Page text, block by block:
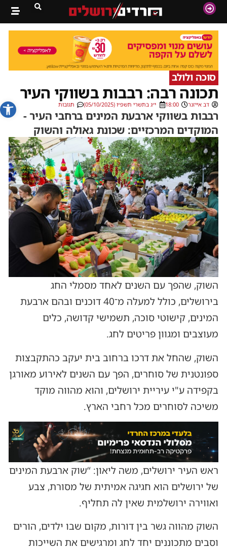
פתח
סוכה ולולב
תכונה רבה: רבבות בשווקי העיר
דב אייזנר 18:00 י״ג בתשרי תשפ״ו (05/10/2025) תגובות
רבבות בשווקי ארבעת המינים ברחבי העיר -
המוקדים המרכזיים: שכונת גאולה והשוק
השוק, שהפך עם השנים לאחד מסמלי החג
בירושלים, כולל למעלה מ־40 דוכנים ובהם ארבעת
המינים, קישוטי סוכה, תשמישי קדושה, כלים
מעוצבים ומגוון פריטים לחג.
השוק, שהחל את דרכו ברחוב בית יעקב כהתקבצות
ספונטנית של סוחרים, הפך עם השנים לאירוע מאורגן
בקפידה ע"י עיריית ירושלים, והוא מהווה מוקד
משיכה לסוחרים מכל רחבי הארץ.
ראש העיר ירושלים, משה ליאון: “שוק ארבעת המינים
של ירושלים הוא חגיגה אמיתית של מסורת, צבע
ואווירה ירושלמית שאין לה תחליף.
השוק מהווה גשר בין דורות, מקום שבו ילדים, הורים
וסבים מתכוננים יחד לחג ומרגישים את השייכות